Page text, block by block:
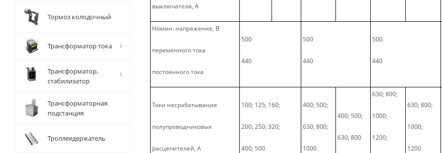
выключателя, А
Номин. напряжение, В
переменного тока
постоянного тока
500
440
500
440
500
440
Токи несрабатывания
полупроводниковых
расцепителей, А
100; 125; 160;
200; 250; 320;
400; 500
400; 500;
630; 800;
1000
400; 500;
630; 800
630; 800;
1000;
1200;
630; 800;
1000;
1200
Тормоз колодочный
Трансформатор тока
Трансформатор,
стабилизатор
Трансформаторная
подстанция
Троллеедержатель